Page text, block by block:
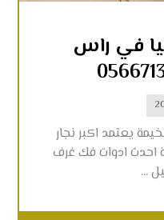
في راس
يعتمد اكبر نجار
احدث ادوات فك غرف
...